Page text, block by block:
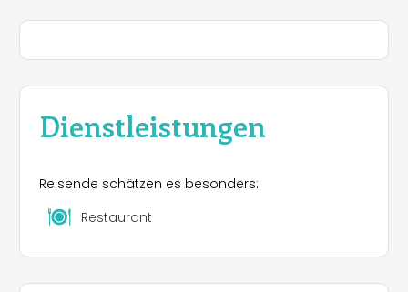
und Wäldern, machten den Platz sehr idyllisch.
nicht verloren gegangen.
Dienstleistungen
Reisende schätzen es besonders:
Restaurant